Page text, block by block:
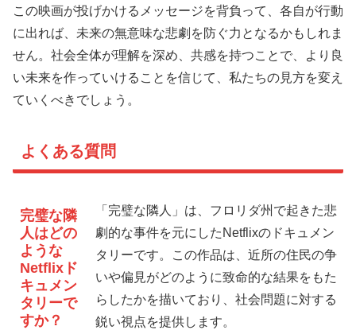
この映画が投げかけるメッセージを背負って、各自が行動
に出れば、未来の無意味な悲劇を防ぐ力となるかもしれま
せん。社会全体が理解を深め、共感を持つことで、より良
い未来を作っていけることを信じて、私たちの見方を変え
ていくべきでしょう。
よくある質問
完璧な隣
人はどの
ような
Netflixド
キュメン
タリーで
すか？
「完璧な隣人」は、フロリダ州で起きた悲
劇的な事件を元にしたNetflixのドキュメン
タリーです。この作品は、近所の住民の争
いや偏見がどのように致命的な結果をもた
らしたかを描いており、社会問題に対する
鋭い視点を提供します。